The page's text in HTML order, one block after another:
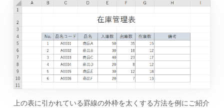
上の表に引かれている罫線の外枠を太くする方法を例にご紹介